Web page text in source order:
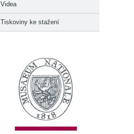
Videa
Tiskoviny ke stažení